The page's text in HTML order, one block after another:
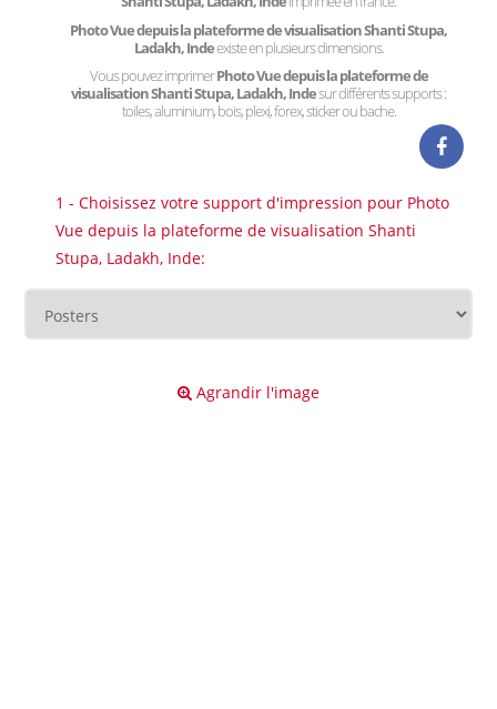
Photo Vue depuis la plateforme de visualisation Shanti Stupa,
Ladakh, Indeexiste en plusieurs dimensions.
Vous pouvez imprimerPhoto Vue depuis la plateforme de
visualisation Shanti Stupa, Ladakh, Indesur différents supports :
toiles, aluminium, bois, plexi, forex, sticker ou bache.
1 - Choisissez votre support d'impression pour Photo
Vue depuis la plateforme de visualisation Shanti
Stupa, Ladakh, Inde:
Agrandir l'image